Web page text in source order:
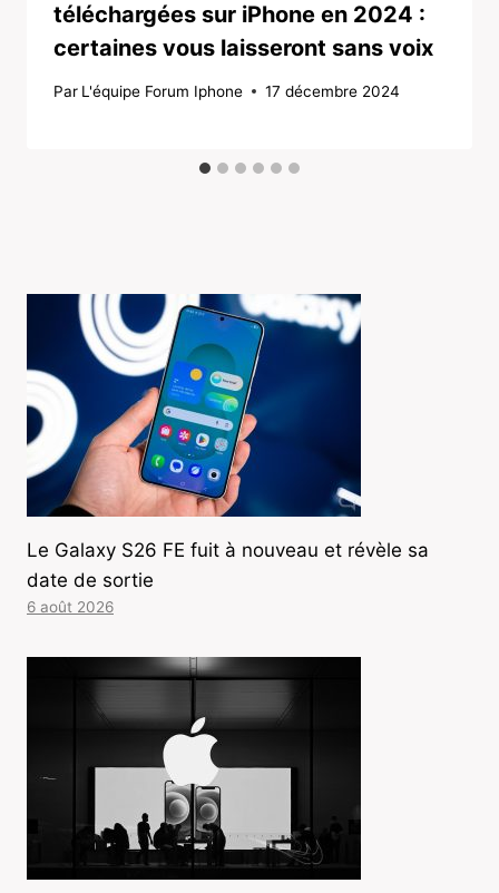
téléchargées sur iPhone en 2024 :
certaines vous laisseront sans voix
Par L'équipe Forum Iphone 17 décembre 2024
Le Galaxy S26 FE fuit à nouveau et révèle sa
date de sortie
6 août 2026